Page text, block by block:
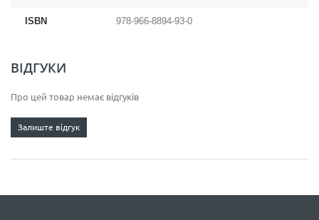
ISBN 978-966-8894-93-0
ВІДГУКИ
Про цей товар немає відгуків
Залиште відгук